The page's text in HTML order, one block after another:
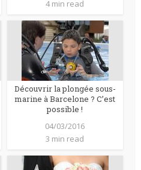
4 min read
Découvrir la plongée sous-
marine à Barcelone ? C’est
possible !
04/03/2016
3 min read